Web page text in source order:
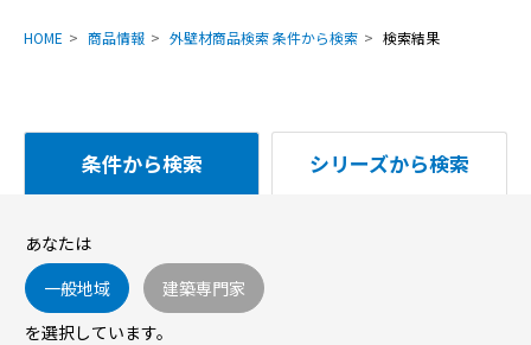
HOME 商品情報 外壁材商品検索 条件から検索 検索結果
条件から検索 シリーズから検索
あなたは
一般地域
建築専門家
を選択しています。